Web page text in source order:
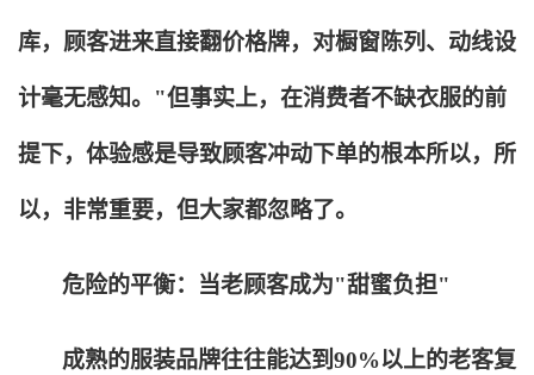
库，顾客进来直接翻价格牌，对橱窗陈列、动线设
计毫无感知。"但事实上，在消费者不缺衣服的前
提下，体验感是导致顾客冲动下单的根本所以，所
以，非常重要，但大家都忽略了。
危险的平衡：当老顾客成为"甜蜜负担"
成熟的服装品牌往往能达到90%以上的老客复